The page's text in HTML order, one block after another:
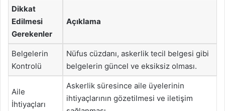
Dikkat
Edilmesi
Gerekenler
Açıklama
Belgelerin
Kontrolü
Nüfus cüzdanı, askerlik tecil belgesi gibi
belgelerin güncel ve eksiksiz olması.
Aile
İhtiyaçları
Askerlik süresince aile üyelerinin
ihtiyaçlarının gözetilmesi ve iletişim